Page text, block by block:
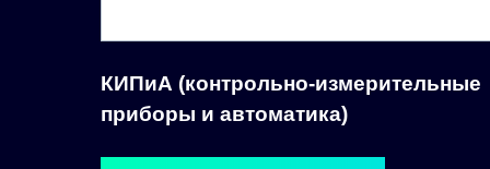
КИПиА (контрольно-измерительные
приборы и автоматика)